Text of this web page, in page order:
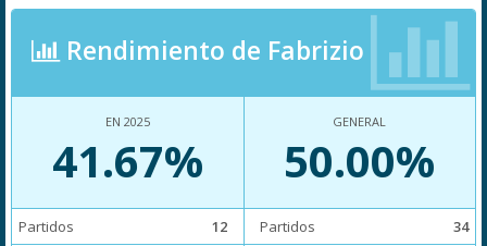
Rendimiento de Fabrizio
EN 2025
41.67%
Partidos 12
GENERAL
50.00%
Partidos 34